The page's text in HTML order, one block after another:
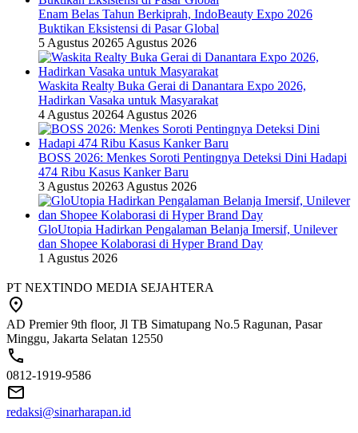
Enam Belas Tahun Berkiprah, IndoBeauty Expo 2026
Buktikan Eksistensi di Pasar Global
5 Agustus 20265 Agustus 2026
Waskita Realty Buka Gerai di Danantara Expo 2026,
Hadirkan Vasaka untuk Masyarakat
4 Agustus 20264 Agustus 2026
BOSS 2026: Menkes Soroti Pentingnya Deteksi Dini Hadapi
474 Ribu Kasus Kanker Baru
3 Agustus 20263 Agustus 2026
GloUtopia Hadirkan Pengalaman Belanja Imersif, Unilever
dan Shopee Kolaborasi di Hyper Brand Day
1 Agustus 2026
PT NEXTINDO MEDIA SEJAHTERA
AD Premier 9th floor, Jl TB Simatupang No.5 Ragunan, Pasar
Minggu, Jakarta Selatan 12550
0812-1919-9586
redaksi@sinarharapan.id